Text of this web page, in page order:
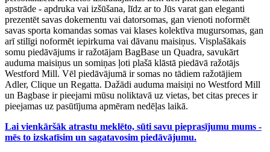
apstrāde - apdruka vai izšūšana, līdz ar to Jūs varat gan eleganti
prezentēt savas dokementu vai datorsomas, gan vienoti noformēt
savas sporta komandas somas vai klases kolektīva mugursomas, gan
arī stilīgi noformēt iepirkuma vai dāvanu maisiņus. Visplašākais
somu piedāvājums ir ražotājam BagBase un Quadra, savukārt
auduma maisiņus un somiņas ļoti plašā klāstā piedāvā ražotājs
Westford Mill. Vēl piedāvājumā ir somas no tādiem ražotājiem
Adler, Clique un Regatta. Dažādi auduma maisiņi no Westford Mill
un Bagbase ir pieejami mūsu noliktavā uz vietas, bet citas preces ir
pieejamas uz pasūtījuma apmēram nedēļas laikā.
Lai vienkāršāk atrastu meklēto, sūti savu pieprasījumu mums -
mēs to izskatīsim un sagatavosim piedāvājumu.